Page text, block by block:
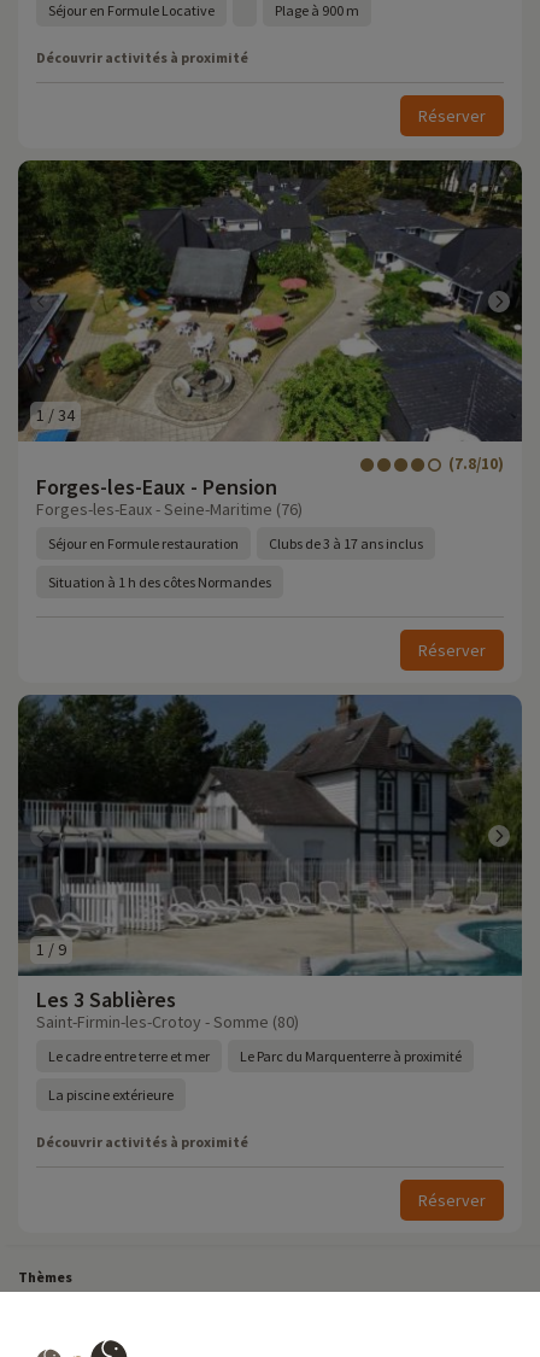
Séjour en Formule Locative Plage à 900 m
Découvrir activités à proximité
Réserver
1 /34
Forges-les-Eaux - Pension
(7.8/10)
Forges-les-Eaux - Seine-Maritime (76)
Séjour en Formule restauration Clubs de 3 à 17 ans inclus
Situation à 1 h des côtes Normandes
Réserver
1 / 9
Les 3 Sablières
Saint-Firmin-les-Crotoy - Somme (80)
Le cadre entre terre et mer Le Parc du Marquenterre à proximité
La piscine extérieure
Découvrir activités à proximité
Réserver
Thèmes
Court séjour de dernière minute